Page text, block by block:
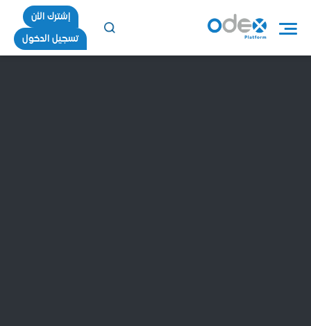
إشترك الأن
تسجيل الدخول